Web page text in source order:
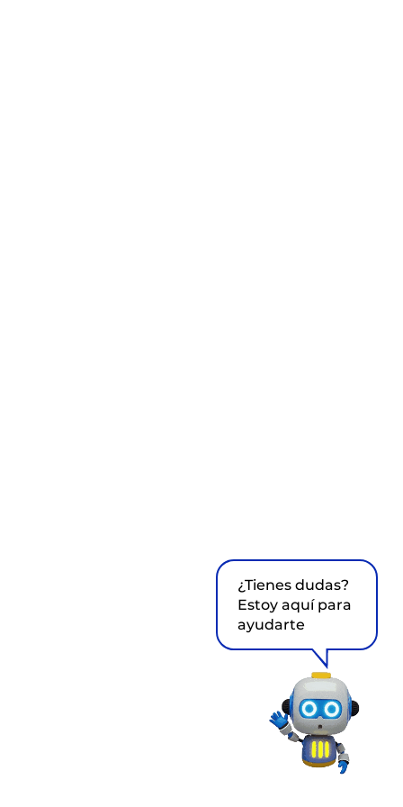
¿Tienes dudas?
Estoy aquí para
ayudarte